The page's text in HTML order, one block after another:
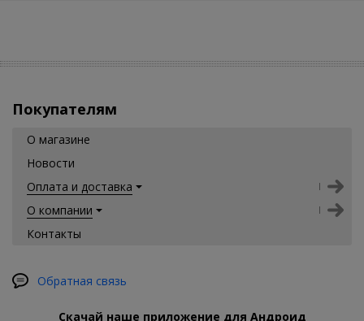
Покупателям
О магазине
Новости
Оплата и доставка
О компании
Контакты
Обратная связь
Скачай наше приложение для Андроид